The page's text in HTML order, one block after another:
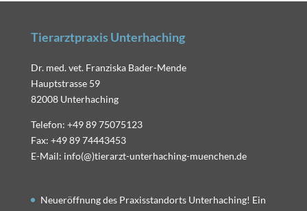
Tierarztpraxis Unterhaching
Dr. med. vet. Franziska Bader-Mende
Hauptstrasse 59
82008 Unterhaching
Telefon: +49 89 75075123
Fax: +49 89 74443453
E-Mail: info(@)tierarzt-unterhaching-muenchen.de
Neueröffnung des Praxisstandorts Unterhaching! Ein